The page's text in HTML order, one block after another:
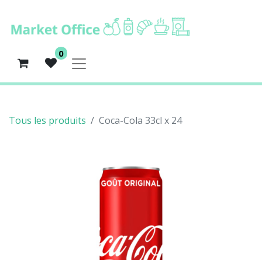
0
Tous les produits Coca-Cola 33cl x 24